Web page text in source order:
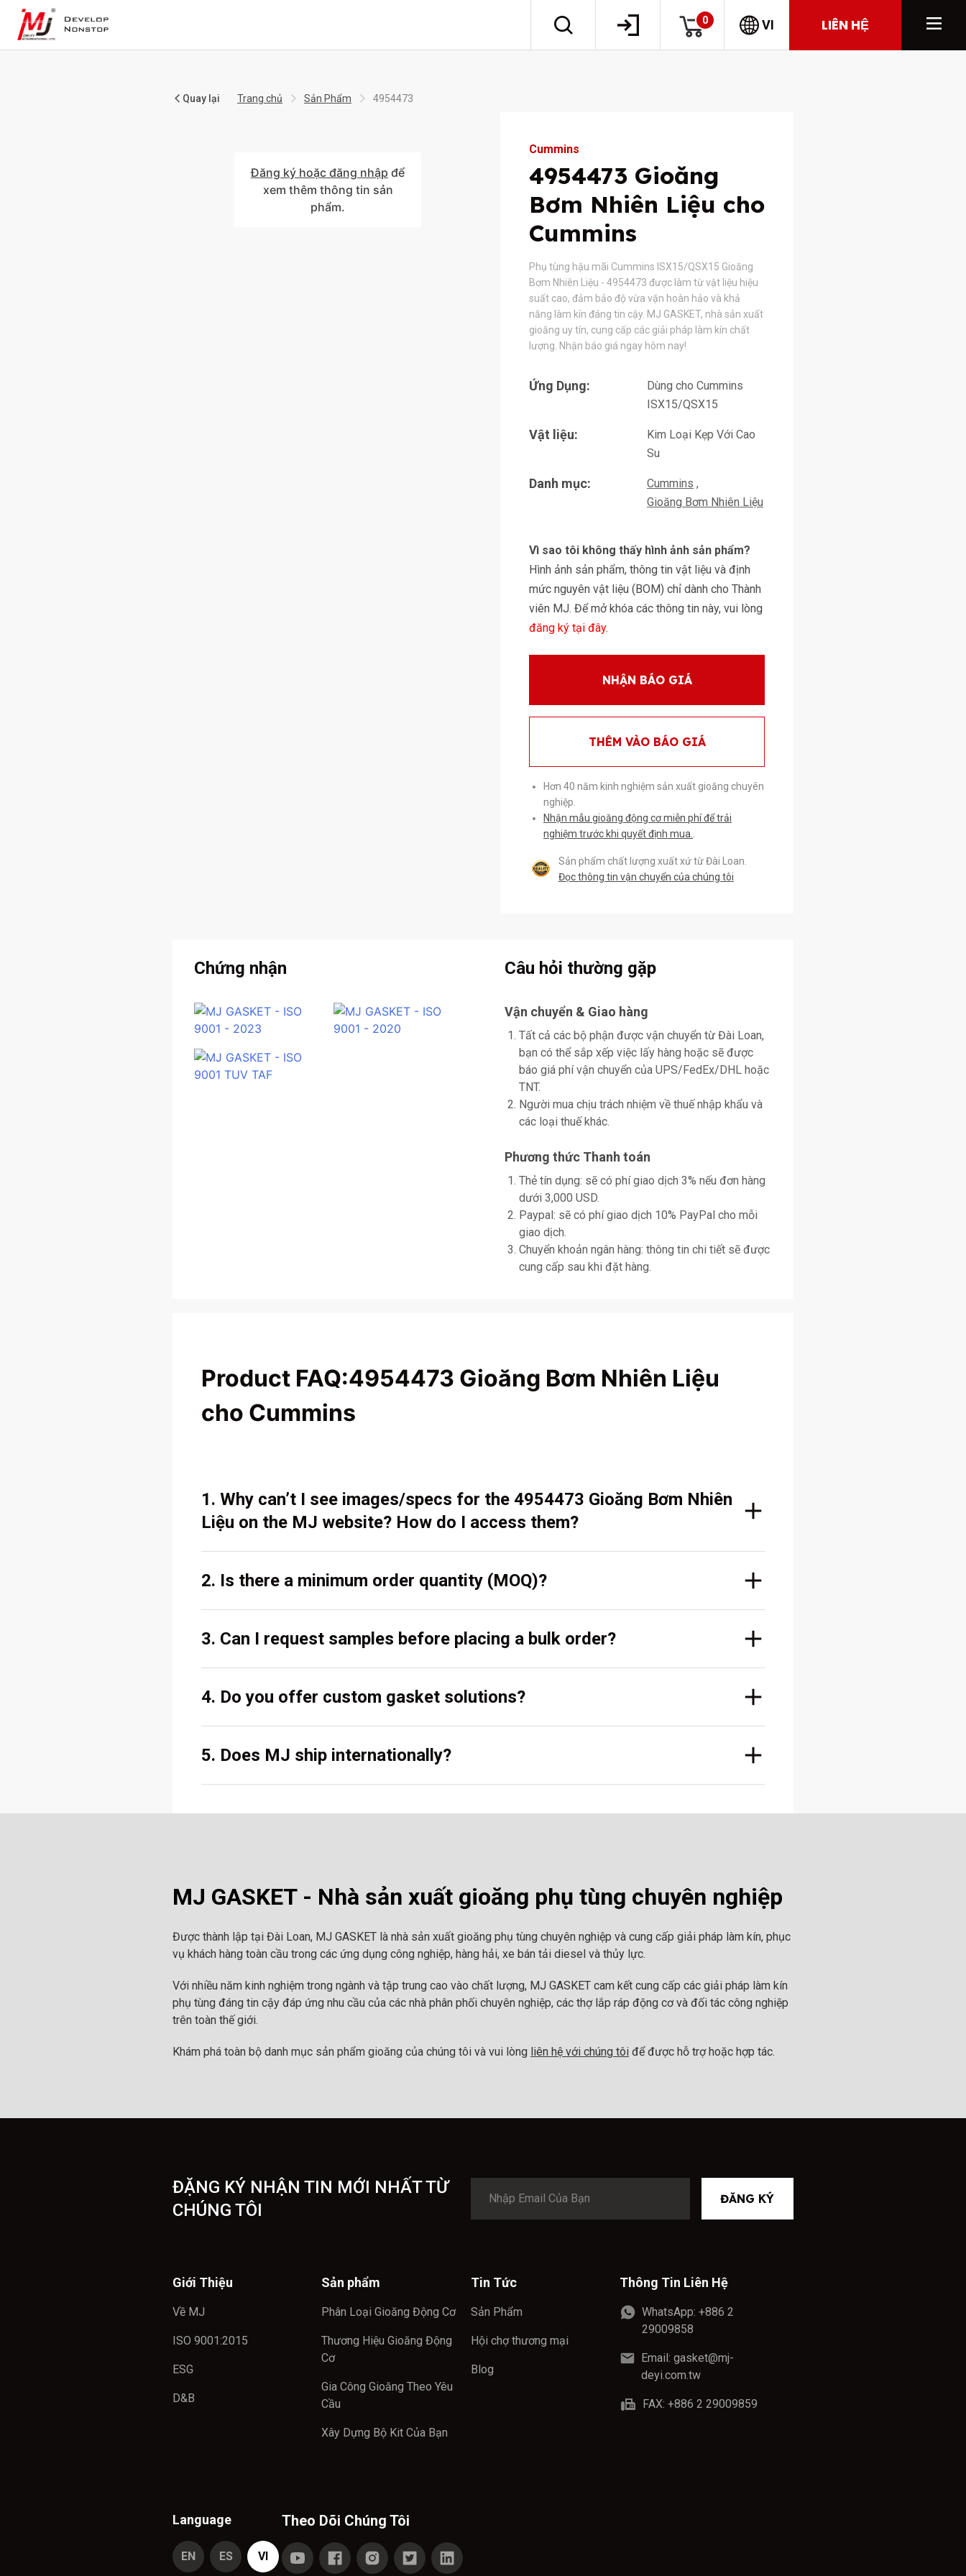
0 VI LIÊN HỆ
Quay lại Trang chủ Sản Phẩm 4954473
Đăng ký hoặc đăng nhập để
xem thêm thông tin sản
phẩm.
Cummins
4954473 Gioăng
Bơm Nhiên Liệu cho
Cummins
Phụ tùng hậu mãi Cummins ISX15/QSX15 Gioăng
Bơm Nhiên Liệu - 4954473 được làm từ vật liệu hiệu
suất cao, đảm bảo độ vừa vặn hoàn hảo và khả
năng làm kín đáng tin cậy. MJ GASKET, nhà sản xuất
gioăng uy tín, cung cấp các giải pháp làm kín chất
lượng. Nhận báo giá ngay hôm nay!
Ứng Dụng:
Dùng cho Cummins
ISX15/QSX15
Vật liệu:
Kim Loại Kẹp Với Cao
Su
Danh mục:
Cummins
Gioăng Bơm Nhiên Liệu
Vì sao tôi không thấy hình ảnh sản phẩm?
Hình ảnh sản phẩm, thông tin vật liệu và định
mức nguyên vật liệu (BOM) chỉ dành cho Thành
viên MJ. Để mở khóa các thông tin này, vui lòng
đăng ký tại đây.
NHẬN BÁO GIÁ
THÊM VÀO BÁO GIÁ
Hơn 40 năm kinh nghiệm sản xuất gioăng chuyên
nghiệp.
Nhận mẫu gioăng động cơ miễn phí để trải
nghiệm trước khi quyết định mua.
Sản phẩm chất lượng xuất xứ từ Đài Loan.
Đọc thông tin vận chuyển của chúng tôi
Chứng nhận Câu hỏi thường gặp
Vận chuyển & Giao hàng
Tất cả các bộ phận được vận chuyển từ Đài Loan,
bạn có thể sắp xếp việc lấy hàng hoặc sẽ được
báo giá phí vận chuyển của UPS/FedEx/DHL hoặc
TNT.
Người mua chịu trách nhiệm về thuế nhập khẩu và
các loại thuế khác.
Phương thức Thanh toán
Thẻ tín dụng: sẽ có phí giao dịch 3% nếu đơn hàng
dưới 3,000 USD.
Paypal: sẽ có phí giao dịch 10% PayPal cho mỗi
giao dịch.
Chuyển khoản ngân hàng: thông tin chi tiết sẽ được
cung cấp sau khi đặt hàng.
Product FAQ:4954473 Gioăng Bơm Nhiên Liệu
cho Cummins
1. Why can’t I see images/specs for the 4954473 Gioăng Bơm Nhiên
Liệu on the MJ website? How do I access them?
2. Is there a minimum order quantity (MOQ)?
3. Can I request samples before placing a bulk order?
4. Do you offer custom gasket solutions?
5. Does MJ ship internationally?
MJ GASKET - Nhà sản xuất gioăng phụ tùng chuyên nghiệp
Được thành lập tại Đài Loan, MJ GASKET là nhà sản xuất gioăng phụ tùng chuyên nghiệp và cung cấp giải pháp làm kín, phục
vụ khách hàng toàn cầu trong các ứng dụng công nghiệp, hàng hải, xe bán tải diesel và thủy lực.
Với nhiều năm kinh nghiệm trong ngành và tập trung cao vào chất lượng, MJ GASKET cam kết cung cấp các giải pháp làm kín
phụ tùng đáng tin cậy đáp ứng nhu cầu của các nhà phân phối chuyên nghiệp, các thợ lắp ráp động cơ và đối tác công nghiệp
trên toàn thế giới.
Khám phá toàn bộ danh mục sản phẩm gioăng của chúng tôi và vui lòng liên hệ với chúng tôi để được hỗ trợ hoặc hợp tác.
ĐẶNG KÝ NHẬN TIN MỚI NHẤT TỪ
CHÚNG TÔI
ĐĂNG KÝ
Giới Thiệu
Về MJ
ISO 9001:2015
ESG
D&B
Sản phẩm
Phân Loại Gioăng Động Cơ
Thương Hiệu Gioăng Động
Cơ
Gia Công Gioăng Theo Yêu
Cầu
Xây Dựng Bộ Kit Của Bạn
Tin Tức
Sản Phẩm
Hội chợ thương mại
Blog
Thông Tin Liên Hệ
WhatsApp: +886 2
29009858
Email: gasket@mj-
deyi.com.tw
FAX: +886 2 29009859
Language
EN ES VI
Theo Dõi Chúng Tôi